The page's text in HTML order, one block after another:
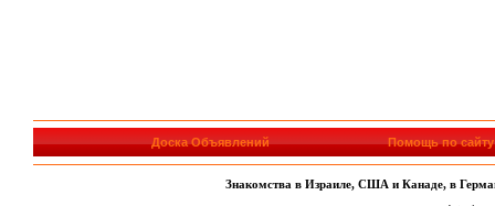
Доска Объявлений Помощь по сайту
Знакомства в Израиле, США и Канаде, в